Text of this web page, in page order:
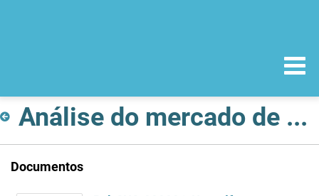
Análise do mercado de Medicamentos no âmbito do Serviço Nacional de Saúde
Documentos